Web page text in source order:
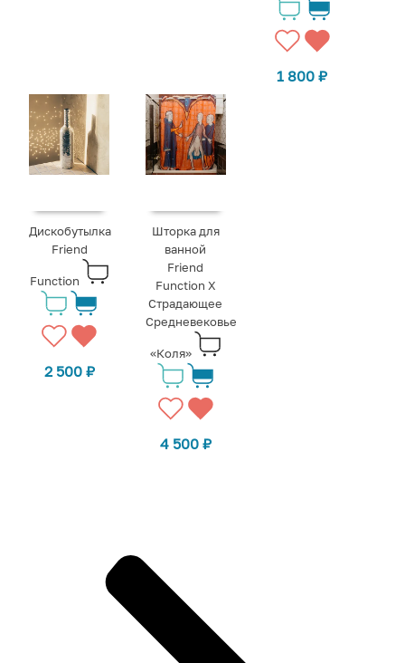
1 800₽
Дискобутылка
Friend
Function
2 500 ₽
Шторка для
ванной
Friend
Function X
Страдающее
Средневековье
«Коля»
4 500 ₽